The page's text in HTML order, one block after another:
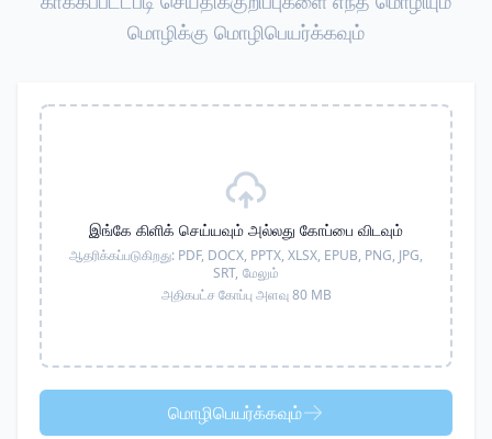
மொழிக்கு மொழிபெயர்க்கவும்
இங்கே கிளிக் செய்யவும் அல்லது கோப்பை விடவும்
ஆதரிக்கப்படுகிறது: PDF, DOCX, PPTX, XLSX, EPUB, PNG, JPG,
SRT, மேலும்
அதிகபட்ச கோப்பு அளவு 80 MB
மொழிபெயர்க்கவும்